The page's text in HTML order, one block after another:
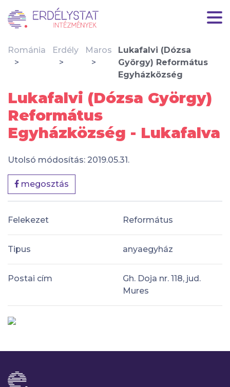
Románia Erdély Maros
Lukafalvi (Dózsa
György) Református
Egyházközség
Lukafalvi (Dózsa György)
Református
Egyházközség - Lukafalva
Utolsó módosítás: 2019.05.31.
megosztás
Felekezet Református
Tipus anyaegyház
Postai cím
Gh. Doja nr. 118, jud.
Mures